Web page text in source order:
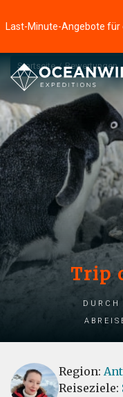
Startseite Bewertungen
Trip
durch
Region:
Reiseziele: